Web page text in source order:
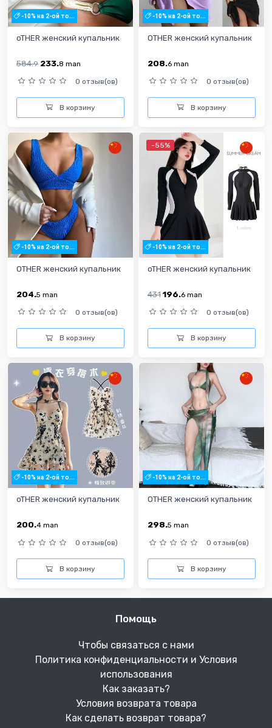
-10% на 2-ой то...
oTHER женский купальник
584.9 233.8 man
0 отзыв(ов)
В корзину
-10% на 2-ой то...
OTHER женский купальник
208.6 man
0 отзыв(ов)
В корзину
-10% на 2-ой то...
OTHER женский купальник
204.5 man
0 отзыв(ов)
В корзину
-55%
-10% на 2-ой то...
oTHER женский купальник
431196.6 man
0 отзыв(ов)
В корзину
-10% на 2-ой то...
oTHER женский купальник
200.4 man
0 отзыв(ов)
В корзину
-10% на 2-ой то...
OTHER женский купальник
298.5 man
0 отзыв(ов)
В корзину
Помощь
Чтобы связаться с нами
Политика конфиденциальности и Условия
использования
Как заказать?
Условия возврата товара
Как сделать возврат товара?